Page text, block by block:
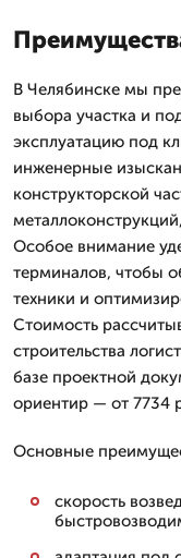
В Челябинске мы
выбора участка и
эксплуатацию под
инженерные
конструкторской
Особое внимание
терминалов, чтобы
техники и
Стоимость
строительства
базе проектной
ориентир — от 7734
Основные
скорость